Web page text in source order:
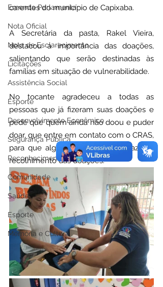
Emenda Parlamentar
Nota Oficial
Nota de Esclarecimento
Licitações
Assistência Social
Esporte
Desenvolvimento Econômico
Segurança Pública
Reconhecimentos Institucionais
Comunidade
Saúde
Esporte
Memória e Cultura
carentes do município de Capixaba.
A Secretária da pasta, Rakel Vieira,
destacou a importância das doações,
salientando que serão destinadas às
famílias em situação de vulnerabilidade.
No tocante agradeceu a todas as
pessoas que já fizeram suas doações e
pede que quem ainda não doou e puder
doar, que entre em contato com o CRAS,
para que alguém da equipe vá fazer o
recolhimento das doações.